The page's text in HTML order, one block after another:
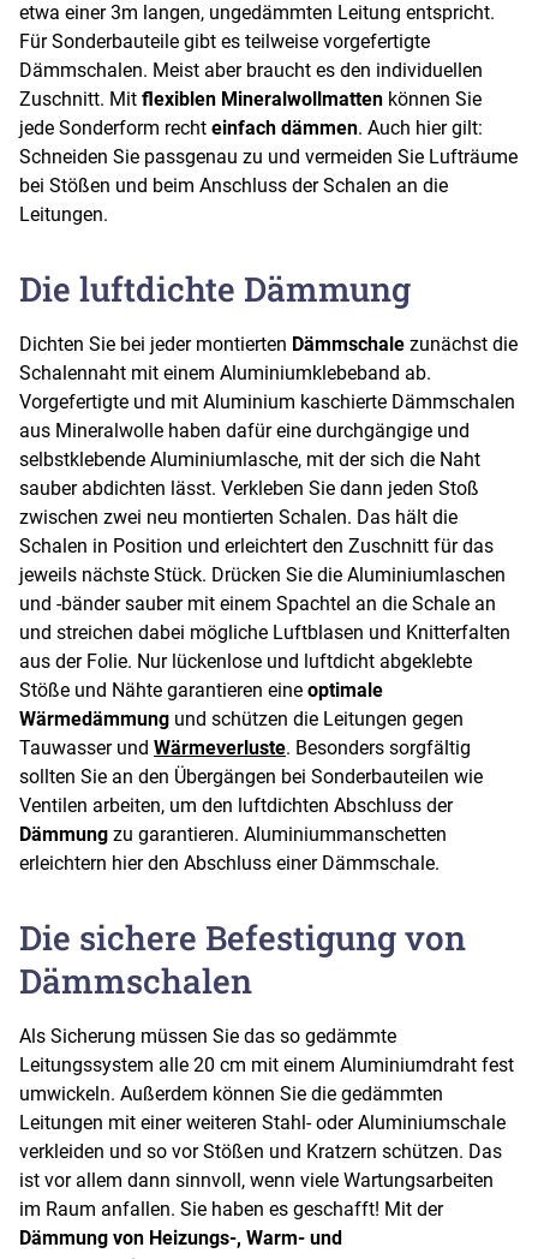
etwa einer 3m langen, ungedämmten Leitung entspricht.
Für Sonderbauteile gibt es teilweise vorgefertigte
Dämmschalen. Meist aber braucht es den individuellen
Zuschnitt. Mit flexiblen Mineralwollmatten können Sie
jede Sonderform recht einfach dämmen. Auch hier gilt:
Schneiden Sie passgenau zu und vermeiden Sie Lufträume
bei Stößen und beim Anschluss der Schalen an die
Leitungen.
Die luftdichte Dämmung
Dichten Sie bei jeder montierten Dämmschale zunächst die
Schalennaht mit einem Aluminiumklebeband ab.
Vorgefertigte und mit Aluminium kaschierte Dämmschalen
aus Mineralwolle haben dafür eine durchgängige und
selbstklebende Aluminiumlasche, mit der sich die Naht
sauber abdichten lässt. Verkleben Sie dann jeden Stoß
zwischen zwei neu montierten Schalen. Das hält die
Schalen in Position und erleichtert den Zuschnitt für das
jeweils nächste Stück. Drücken Sie die Aluminiumlaschen
und -bänder sauber mit einem Spachtel an die Schale an
und streichen dabei mögliche Luftblasen und Knitterfalten
aus der Folie. Nur lückenlose und luftdicht abgeklebte
Stöße und Nähte garantieren eine optimale
Wärmedämmung und schützen die Leitungen gegen
Tauwasser und Wärmeverluste. Besonders sorgfältig
sollten Sie an den Übergängen bei Sonderbauteilen wie
Ventilen arbeiten, um den luftdichten Abschluss der
Dämmung zu garantieren. Aluminiummanschetten
erleichtern hier den Abschluss einer Dämmschale.
Die sichere Befestigung von
Dämmschalen
Als Sicherung müssen Sie das so gedämmte
Leitungssystem alle 20 cm mit einem Aluminiumdraht fest
umwickeln. Außerdem können Sie die gedämmten
Leitungen mit einer weiteren Stahl- oder Aluminiumschale
verkleiden und so vor Stößen und Kratzern schützen. Das
ist vor allem dann sinnvoll, wenn viele Wartungsarbeiten
im Raum anfallen. Sie haben es geschafft! Mit der
Dämmung von Heizungs-, Warm- und